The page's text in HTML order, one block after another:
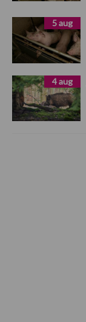
5 aug
4 aug